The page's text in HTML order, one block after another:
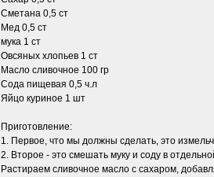
Сметана 0,5 ст
Мед 0,5 ст
мука 1 ст
Овсяных хлопьев 1 ст
Масло сливочное 100 гр
Сода пищевая 0,5 ч.л
Яйцо куриное 1 шт
Приготовление:
1. Первое, что мы должны сделать, это
2. Второе - это смешать муку и соду в
Растираем сливочное масло с сахаром,